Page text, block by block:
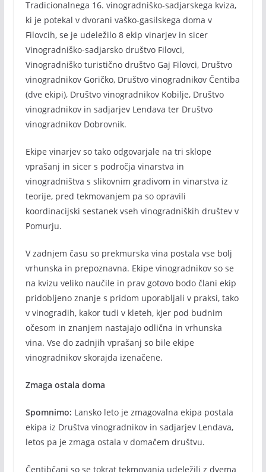
Tradicionalnega 16. vinogradniško-sadjarskega kviza,
ki je potekal v dvorani vaško-gasilskega doma v
Filovcih, se je udeležilo 8 ekip vinarjev in sicer
Vinogradniško-sadjarsko društvo Filovci,
Vinogradniško turistično društvo Gaj Filovci, Društvo
vinogradnikov Goričko, Društvo vinogradnikov Čentiba
(dve ekipi), Društvo vinogradnikov Kobilje, Društvo
vinogradnikov in sadjarjev Lendava ter Društvo
vinogradnikov Dobrovnik.
Ekipe vinarjev so tako odgovarjale na tri sklope
vprašanj in sicer s področja vinarstva in
vinogradništva s slikovnim gradivom in vinarstva iz
teorije, pred tekmovanjem pa so opravili
koordinacijski sestanek vseh vinogradniških društev v
Pomurju.
V zadnjem času so prekmurska vina postala vse bolj
vrhunska in prepoznavna. Ekipe vinogradnikov so se
na kvizu veliko naučile in prav gotovo bodo člani ekip
pridobljeno znanje s pridom uporabljali v praksi, tako
v vinogradih, kakor tudi v kleteh, kjer pod budnim
očesom in znanjem nastajajo odlična in vrhunska
vina. Vse do zadnjih vprašanj so bile ekipe
vinogradnikov skorajda izenačene.
Zmaga ostala doma
Spomnimo: Lansko leto je zmagovalna ekipa postala
ekipa iz Društva vinogradnikov in sadjarjev Lendava,
letos pa je zmaga ostala v domačem društvu.
Čentibčani so se tokrat tekmovanja udeležili z dvema